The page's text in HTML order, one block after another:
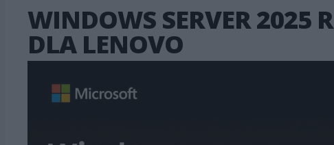
WINDOWS SERVER 2025
DLA LENOVO